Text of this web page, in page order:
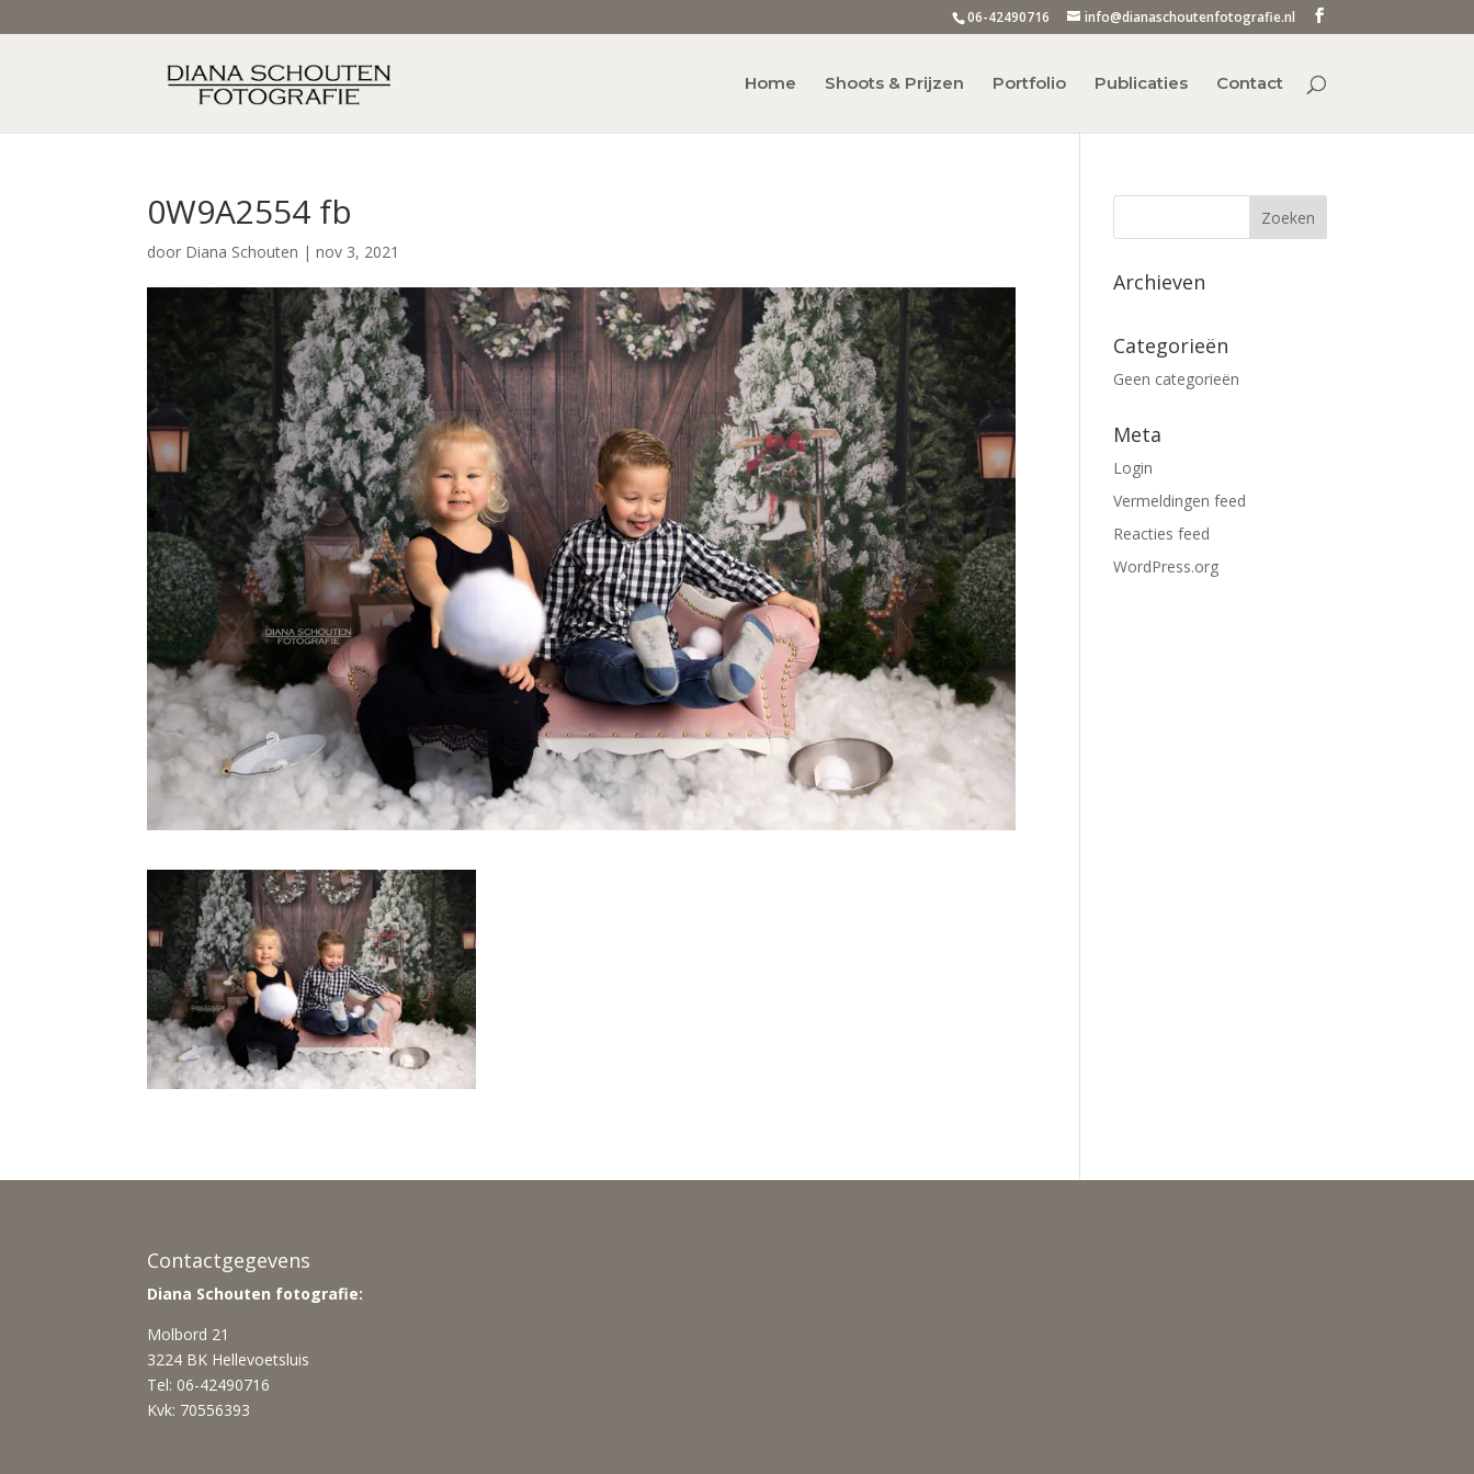
06-42490716 info@dianaschoutenfotografie.nl
Home Shoots & Prijzen Portfolio Publicaties Contact
0W9A2554 fb
door Diana Schouten |nov 3, 2021
Archieven
Categorieën
Geen categorieën
Meta
Login
Vermeldingen feed
Reacties feed
WordPress.org
Contactgegevens
Diana Schouten fotografie:
Molbord 21
3224 BK Hellevoetsluis
Tel: 06-42490716
Kvk: 70556393